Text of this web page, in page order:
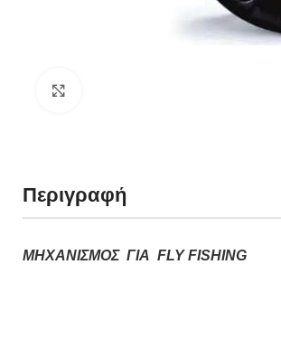
Περιγραφή
ΜΗΧΑΝΙΣΜΟΣ ΓΙΑ FLY FISHING